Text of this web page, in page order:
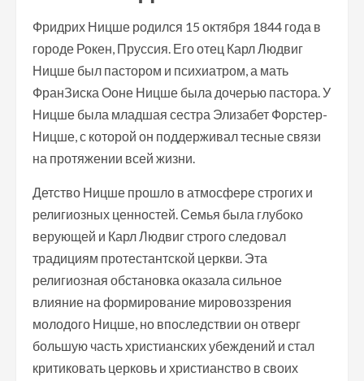
Фридрих Ницше родился 15 октября 1844 года в
городе Рокен, Пруссия. Его отец Карл Людвиг
Ницше был пастором и психиатром, а мать
ФранЗиска Ооне Ницше была дочерью пастора. У
Ницше была младшая сестра Элизабет Форстер-
Ницше, с которой он поддерживал тесные связи
на протяжении всей жизни.
Детство Ницше прошло в атмосфере строгих и
религиозных ценностей. Семья была глубоко
верующей и Карл Людвиг строго следовал
традициям протестантской церкви. Эта
религиозная обстановка оказала сильное
влияние на формирование мировоззрения
молодого Ницше, но впоследствии он отверг
большую часть христианских убеждений и стал
критиковать церковь и христианство в своих